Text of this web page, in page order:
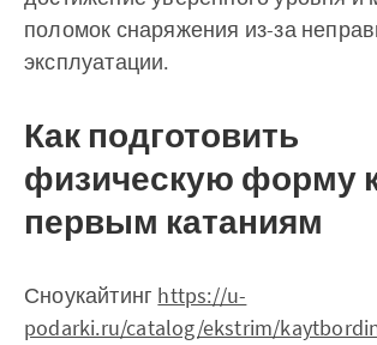
поломок снаряжения из-за
эксплуатации.
Как подготовить
физическую форму
первым катаниям
Сноукайтинг https://u-
podarki.ru/catalog/ekstrim/